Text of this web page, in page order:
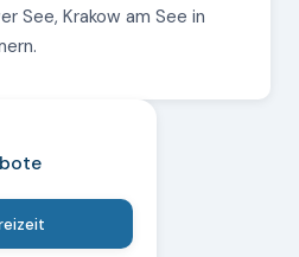
See, Krakow am See in